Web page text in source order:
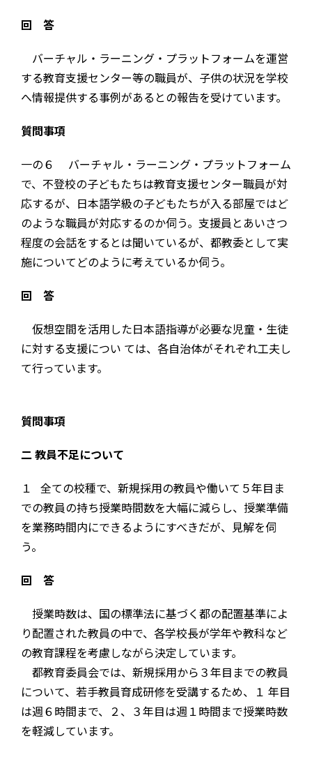
回 答
バーチャル・ラーニング・プラットフォームを運営
する教育支援センター等の職員が、子供の状況を学校
へ情報提供する事例があるとの報告を受けています。
質問事項
一の６ バーチャル・ラーニング・プラットフォーム
で、不登校の子どもたちは教育支援センター職員が対
応するが、日本語学級の子どもたちが入る部屋ではど
のような職員が対応するのか伺う。支援員とあいさつ
程度の会話をするとは聞いているが、都教委として実
施についてどのように考えているか伺う。
回 答
仮想空間を活用した日本語指導が必要な児童・生徒
に対する支援につい ては、各自治体がそれぞれ工夫し
て行っています。
質問事項
二 教員不足について
１ 全ての校種で、新規採用の教員や働いて５年目ま
での教員の持ち授業時間数を大幅に減らし、授業準備
を業務時間内にできるようにすべきだが、見解を伺
う。
回 答
授業時数は、国の標準法に基づく都の配置基準によ
り配置された教員の中で、各学校長が学年や教科など
の教育課程を考慮しながら決定しています。
都教育委員会では、新規採用から３年目までの教員
について、若手教員育成研修を受講するため、１ 年目
は週６時間まで、２、３年目は週１時間まで授業時数
を軽減しています。